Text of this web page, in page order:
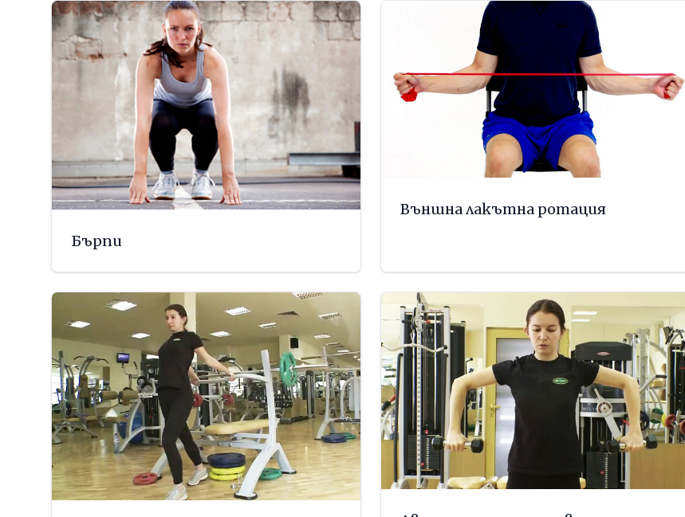
Бърпи
Външна лакътна ротация